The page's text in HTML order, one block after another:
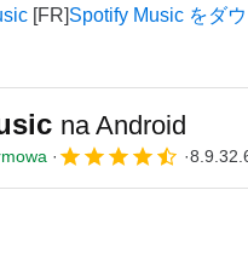
Spotify Music をダ
na Android